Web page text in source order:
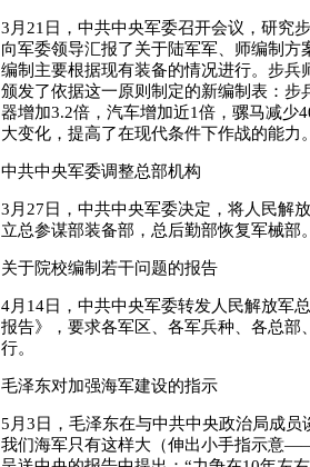
3月21日，中共中央军委召开会议，研究
向军委领导汇报了关于陆军军、师编制
编制主要根据现有装备的情况进行。步
颁发了依据这一原则制定的新编制表：步
器增加3.2倍，汽车增加近1倍，骡马减少
大变化，提高了在现代条件下作战的能力
中共中央军委调整总部机构
3月27日，中共中央军委决定，将人民解
立总参谋部装备部，总后勤部恢复军械部
关于院校编制若干问题的报告
4月14日，中共中央军委转发人民解放军
报告》，要求各军区、各军兵种、各总
行。
毛泽东对加强海军建设的指示
5月3日，毛泽东在与中共中央政治局成
我们海军只有这样大（伸出小手指示意